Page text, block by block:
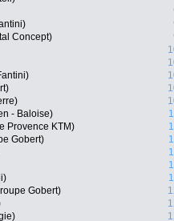
Concept)
- Baloise)
Provence KTM)
Gobert)
Gobert)